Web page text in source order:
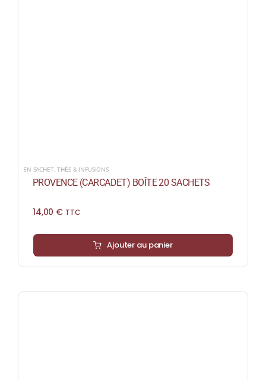
EN SACHET,THÉS & INFUSIONS
PROVENCE (CARCADET) BOÎTE 20 SACHETS
14,00 € TTC
Ajouter au panier